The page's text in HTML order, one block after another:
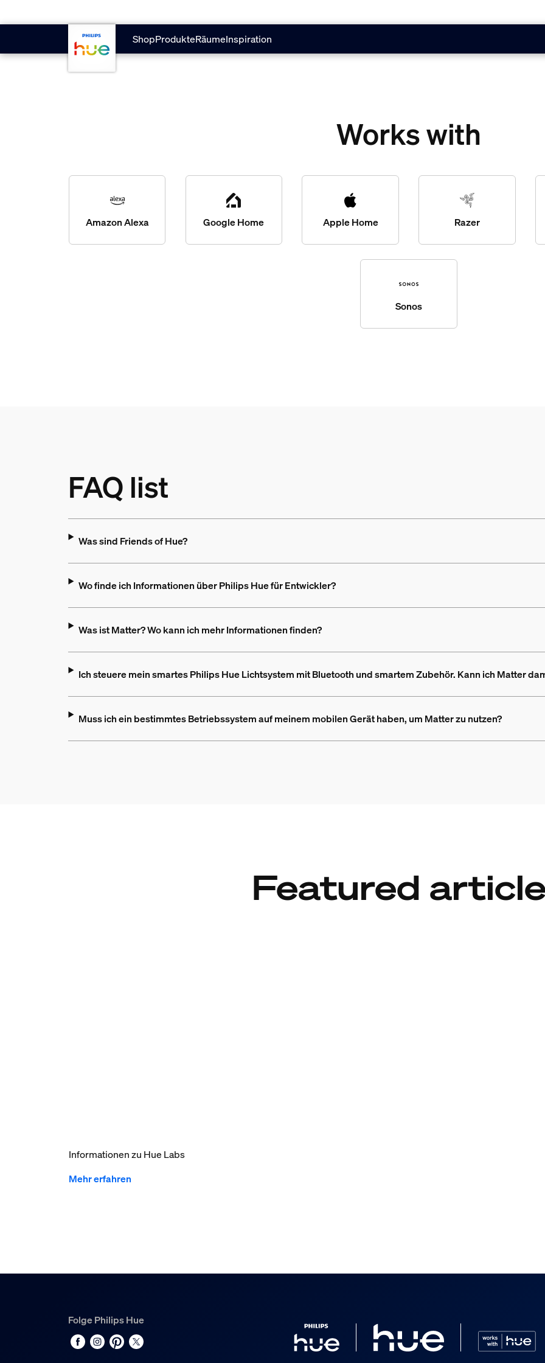
ShopProdukteRäumeInspiration
Works with
Amazon Alexa Google Home Apple Home Razer
Sonos
FAQ list
Was sind Friends of Hue?
Wo finde ich Informationen über Philips Hue für Entwickler?
Was ist Matter? Wo kann ich mehr Informationen finden?
Ich steuere mein smartes Philips Hue Lichtsystem mit Bluetooth und smartem Zubehör. Kann ich Matter
Muss ich ein bestimmtes Betriebssystem auf meinem mobilen Gerät haben, um Matter zu nutzen?
Featured
Informationen zu Hue Labs
Mehr erfahren
Folge Philips Hue